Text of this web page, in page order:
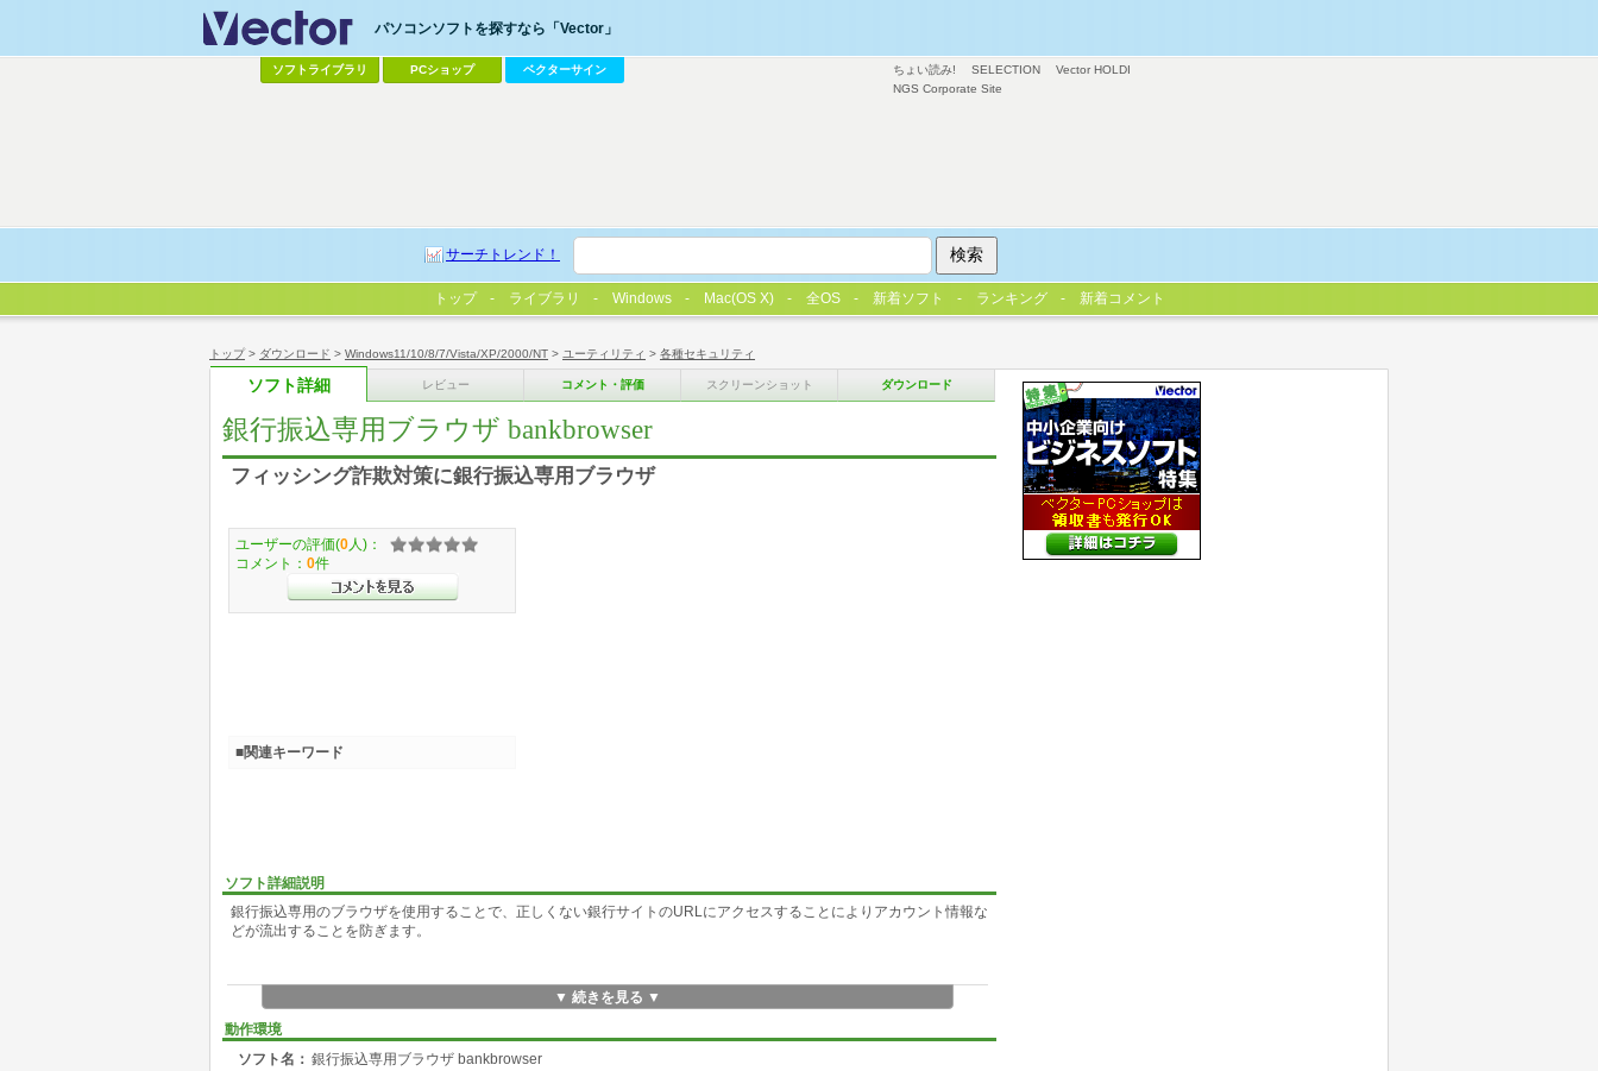
トップ> ダウンロード > Windows11/10/8/7/Vista/XP/2000/NT > ユーティリティ > 各種セキュリティ
ソフト詳細 レビュー コメント・評価 スクリーンショット ダウンロード
銀行振込専用ブラウザ bankbrowser
フィッシング詐欺対策に銀行振込専用ブラウザ
ソフト詳細説明
銀行振込専用のブラウザを使用することで、正しくない銀行サイトのURLにアクセスすることによりアカウント情報な
どが流出することを防ぎます。
▼ 続きを見る ▼
動作環境
ソフト名： 銀行振込専用ブラウザ bankbrowser
ユーザーの評価(0 人)：
コメント： 0件
■関連キーワード
ちょい読み! SELECTION
Vector HOLDI
NGS Corporate Site
パソコンソフトを探すなら「Vector」
ソフトライブラリ PCショップ ベクターサイン
サーチトレンド！
トップ ライブラリ Windows Mac(OS X) 全OS 新着ソフト ランキング 新着コメント